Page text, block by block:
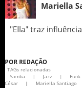
Mariella
"Ella" traz
POR REDAÇÃO
TAGs relacionadas
Samba
| Jazz | Funk
César
| Mariella Santiago